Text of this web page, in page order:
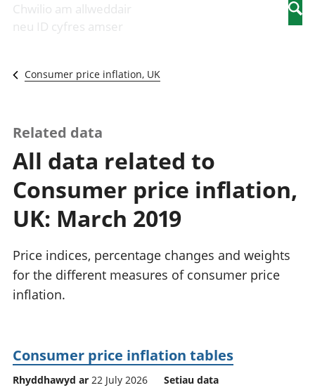
Newidiadau i
fusnesau
Diwydiant
a'r rhyngrwyd
Y diwydiant
gweithgynhyrchu
a chynhyrchu
Y diwydiant
manwethu
twristiaeth
Gwerth
Ychwanegol Gros
Mynegeion
phrisiau
pensiynau ac
ymddiriedolaethau
Cyfrifon gwladol
mewn
gwaith
Chwilio am allweddair
neu ID cyfres amser
Consumer price inflation, UK
Related data
All data related to
Consumer price inflation,
UK: March 2019
Price indices, percentage changes and weights
for the different measures of consumer price
inflation.
Consumer price inflation tables
Rhyddhawyd ar 22 July 2026 Setiau data